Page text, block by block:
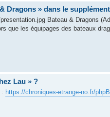
Dragons » dans le
Bateau & Dragons
que les équipages des bateaux
Lau » ?
: https://chroniques-etrange-no.fr/